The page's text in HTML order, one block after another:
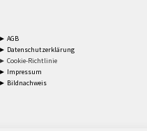
► AGB
► Datenschutzerklärung
► Cookie-Richtlinie
► Impressum
► Bildnachweis